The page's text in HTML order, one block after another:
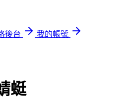
後台
我的帳號
蜓